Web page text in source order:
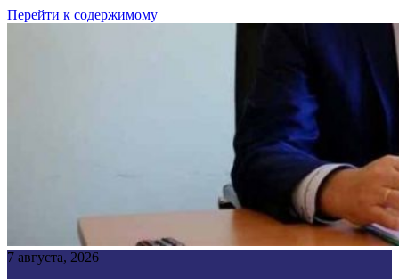
Перейти к содержимому
7 августа, 2026